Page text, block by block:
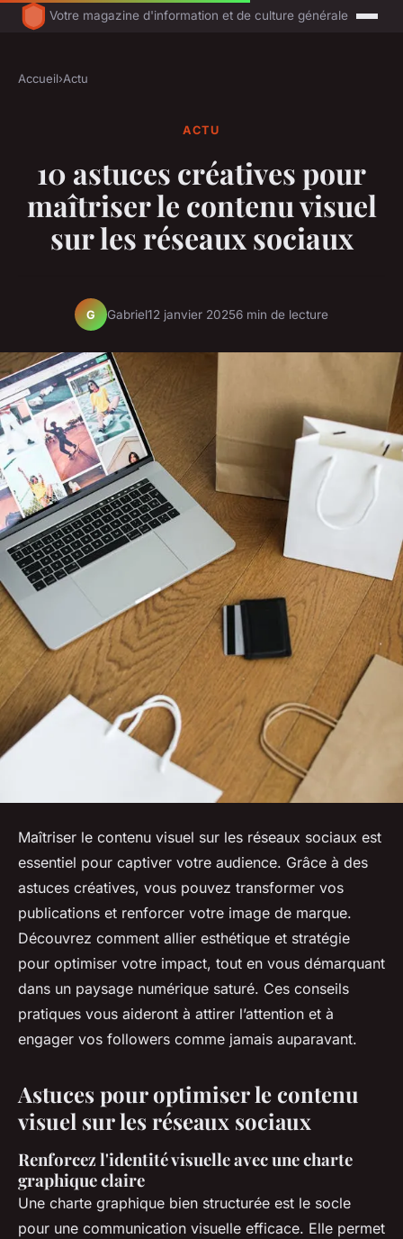
Votre magazine d'information et de culture générale
Accueil›Actu
ACTU
10 astuces créatives pour
maîtriser le contenu visuel
sur les réseaux sociaux
G Gabriel12 janvier 20256 min de lecture
Maîtriser le contenu visuel sur les réseaux sociaux est
essentiel pour captiver votre audience. Grâce à des
astuces créatives, vous pouvez transformer vos
publications et renforcer votre image de marque.
Découvrez comment allier esthétique et stratégie
pour optimiser votre impact, tout en vous démarquant
dans un paysage numérique saturé. Ces conseils
pratiques vous aideront à attirer l’attention et à
engager vos followers comme jamais auparavant.
Astuces pour optimiser le contenu
visuel sur les réseaux sociaux
Renforcez l'identité visuelle avec une charte
graphique claire
Une charte graphique bien structurée est le socle
pour une communication visuelle efficace. Elle permet